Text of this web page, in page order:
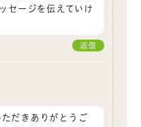
セージを伝えていけ
返信
だきありがとうご